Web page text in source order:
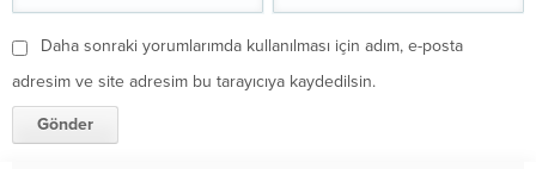
Daha sonraki yorumlarımda kullanılması için adım, e-posta
adresim ve site adresim bu tarayıcıya kaydedilsin.